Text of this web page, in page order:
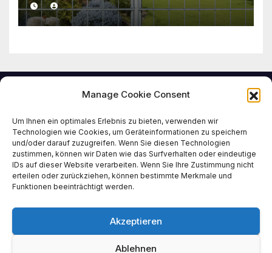
Manage Cookie Consent
Um Ihnen ein optimales Erlebnis zu bieten, verwenden wir
Technologien wie Cookies, um Geräteinformationen zu speichern
und/oder darauf zuzugreifen. Wenn Sie diesen Technologien
zustimmen, können wir Daten wie das Surfverhalten oder eindeutige
IDs auf dieser Website verarbeiten. Wenn Sie Ihre Zustimmung nicht
erteilen oder zurückziehen, können bestimmte Merkmale und
Funktionen beeinträchtigt werden.
Akzeptieren
Ablehnen
doppelstabmattenza
un-stuttgart.de
Tipps und Tricks zum Thema Doppelstabmattenzaun